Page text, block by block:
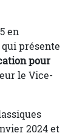
en
qui présente
pour
le Vice-
2024 et